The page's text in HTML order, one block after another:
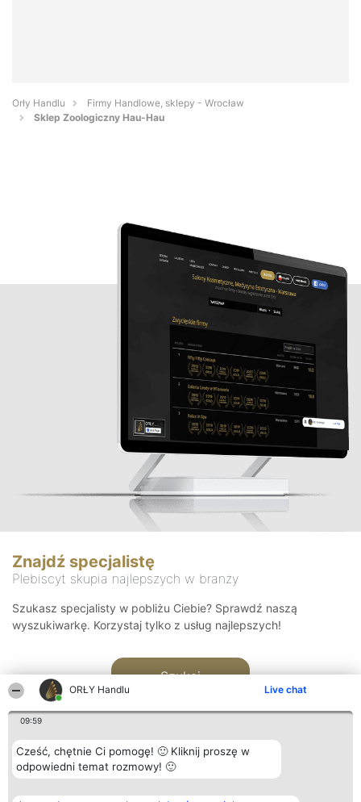
ORŁY Handlu Live chat
09:59
Cześć, chętnie Ci pomogę! 🙂 Kliknij proszę w
odpowiedni temat rozmowy! 🙂
Orły Handlu
Firmy Handlowe, sklepy - Wrocław
Sklep Zoologiczny Hau-Hau
Znajdź specjalistę
Plebiscyt skupia najlepszych w branży
Szukasz specjalisty w pobliżu Ciebie? Sprawdź naszą
wyszukiwarkę. Korzystaj tylko z usług najlepszych!
Szukaj
Organizator plebiscytu Plebiscyt Kontakt